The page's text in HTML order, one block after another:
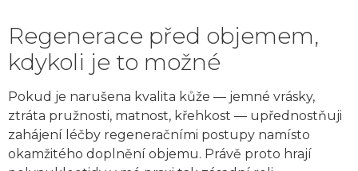
Regenerace před objemem,
kdykoli je to možné
Pokud je narušena kvalita kůže — jemné vrásky,
ztráta pružnosti, matnost, křehkost — upřednostňuji
zahájení léčby regeneračními postupy namísto
okamžitého doplnění objemu. Právě proto hrají